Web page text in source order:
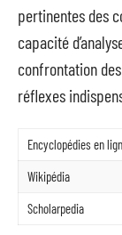
pertinentes des
capacité
confrontation
réflexes
Encyclopédies en
Wikipédia
Scholarpedia